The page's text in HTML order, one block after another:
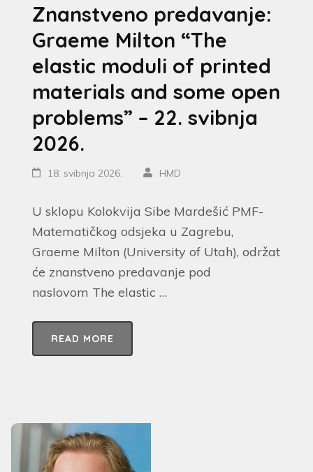
Znanstveno predavanje:
Graeme Milton “The
elastic moduli of printed
materials and some open
problems” – 22. svibnja
2026.
18. svibnja 2026. HMD
U sklopu Kolokvija Sibe Mardešić PMF-
Matematičkog odsjeka u Zagrebu,
Graeme Milton (University of Utah), održat
će znanstveno predavanje pod
naslovom The elastic …
READ MORE